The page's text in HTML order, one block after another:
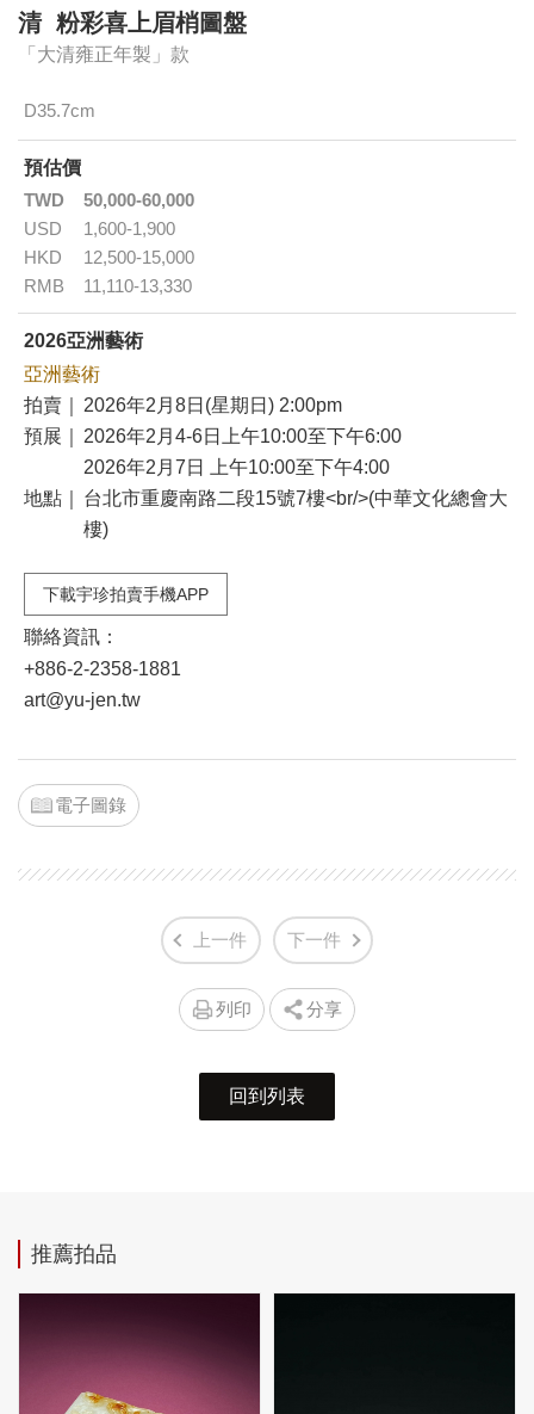
清 粉彩喜上眉梢圖盤
「大清雍正年製」款
D35.7cm
預估價
TWD
50,000-60,000
USD
1,600-1,900
HKD
12,500-15,000
RMB
11,110-13,330
2026亞洲藝術
亞洲藝術
拍賣｜
2026年2月8日(星期日) 2:00pm
預展｜
2026年2月4-6日上午10:00至下午6:00
2026年2月7日 上午10:00至下午4:00
地點｜
台北市重慶南路二段15號7樓<br/>(中華文化總會大
樓)
下載宇珍拍賣手機APP
聯絡資訊：
+886-2-2358-1881
art@yu-jen.tw
電子圖錄
上一件 下一件
列印 分享
回到列表
推薦拍品